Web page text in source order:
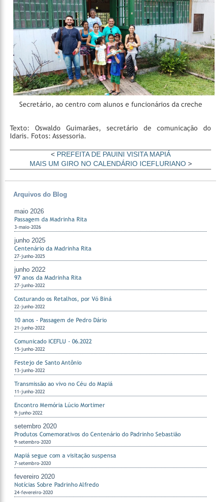
Secretário, ao centro com alunos e funcionários da creche
Texto: Oswaldo Guimarães, secretário de comunicação do
Idaris. Fotos: Assessoria.
< PREFEITA DE PAUINI VISITA MAPIÁ
MAIS UM GIRO NO CALENDÁRIO ICEFLURIANO>
Arquivos do Blog
maio 2026
Passagem da Madrinha Rita
3-maio-2026
junho 2025
Centenário da Madrinha Rita
27-junho-2025
junho 2022
97 anos da Madrinha Rita
27-junho-2022
Costurando os Retalhos, por Vó Biná
22-junho-2022
10 anos - Passagem de Pedro Dário
21-junho-2022
Comunicado ICEFLU - 06.2022
15-junho-2022
Festejo de Santo Antônio
13-junho-2022
Transmissão ao vivo no Céu do Mapiá
11-junho-2022
Encontro Memória Lúcio Mortimer
9-junho-2022
setembro 2020
Produtos Comemorativos do Centenário do Padrinho Sebastião
9-setembro-2020
Mapiá segue com a visitação suspensa
7-setembro-2020
fevereiro 2020
Notícias Sobre Padrinho Alfredo
24-fevereiro-2020